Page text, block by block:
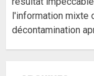
l'information mixte
décontamination